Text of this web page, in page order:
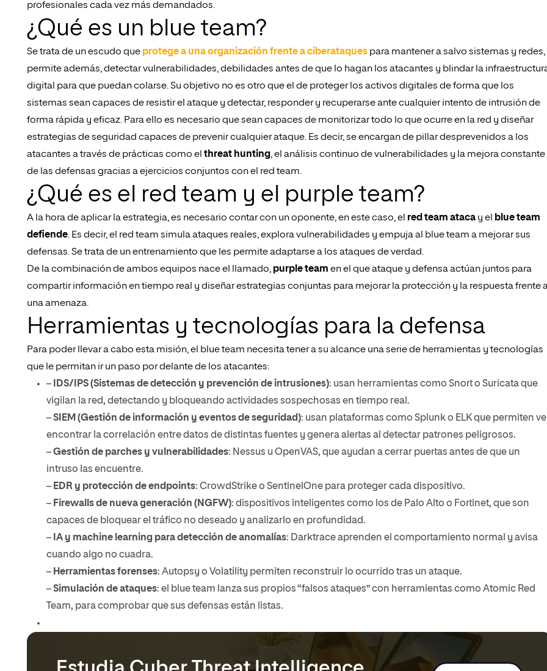
profesionales cada vez más demandados.
¿Qué es un blue team?
Se trata de un escudo que protege a una organización frente a ciberataques para mantener a salvo sistemas y redes,
permite además, detectar vulnerabilidades, debilidades antes de que lo hagan los atacantes y blindar la
digital para que puedan colarse. Su objetivo no es otro que el de proteger los activos digitales de forma que los
sistemas sean capaces de resistir el ataque y detectar, responder y recuperarse ante cualquier intento de intrusión de
forma rápida y eficaz. Para ello es necesario que sean capaces de monitorizar todo lo que ocurre en la red y diseñar
estrategias de seguridad capaces de prevenir cualquier ataque. Es decir, se encargan de pillar desprevenidos a los
atacantes a través de prácticas como el threat hunting, el análisis continuo de vulnerabilidades y la mejora constante
de las defensas gracias a ejercicios conjuntos con el red team.
¿Qué es el red team y el purple team?
A la hora de aplicar la estrategia, es necesario contar con un oponente, en este caso, el red team ataca y el
blue team
defiende. Es decir, el red team simula ataques reales, explora vulnerabilidades y empuja al blue team a mejorar sus
defensas. Se trata de un entrenamiento que les permite adaptarse a los ataques de verdad.
De la combinación de ambos equipos nace el llamado, purple team en el que ataque y defensa actúan juntos para
compartir información en tiempo real y diseñar estrategias conjuntas para mejorar la protección y la respuesta frente
una amenaza.
Herramientas y tecnologías para la defensa
Para poder llevar a cabo esta misión, el blue team necesita tener a su alcance una serie de herramientas y tecnologías
que le permitan ir un paso por delante de los atacantes:
–
IDS/IPS (Sistemas de detección y prevención de intrusiones): usan herramientas como Snort o Suricata que
vigilan la red, detectando y bloqueando actividades sospechosas en tiempo real.
–SIEM (Gestión de información y eventos de seguridad): usan plataformas como Splunk o ELK que permiten
encontrar la correlación entre datos de distintas fuentes y genera alertas al detectar patrones peligrosos.
–Gestión de parches y vulnerabilidades: Nessus u OpenVAS, que ayudan a cerrar puertas antes de que un
intruso las encuentre.
– EDR y protección de endpoints: CrowdStrike o SentinelOne para proteger cada dispositivo.
– Firewalls de nueva generación (NGFW): dispositivos inteligentes como los de Palo Alto o Fortinet, que son
capaces de bloquear el tráfico no deseado y analizarlo en profundidad.
– IA y machine learning para detección de anomalías: Darktrace aprenden el comportamiento normal y avisa
cuando algo no cuadra.
– Herramientas forenses: Autopsy o Volatility permiten reconstruir lo ocurrido tras un ataque.
–Simulación de ataques: el blue team lanza sus propios “falsos ataques” con herramientas como Atomic Red
Team, para comprobar que sus defensas están listas.